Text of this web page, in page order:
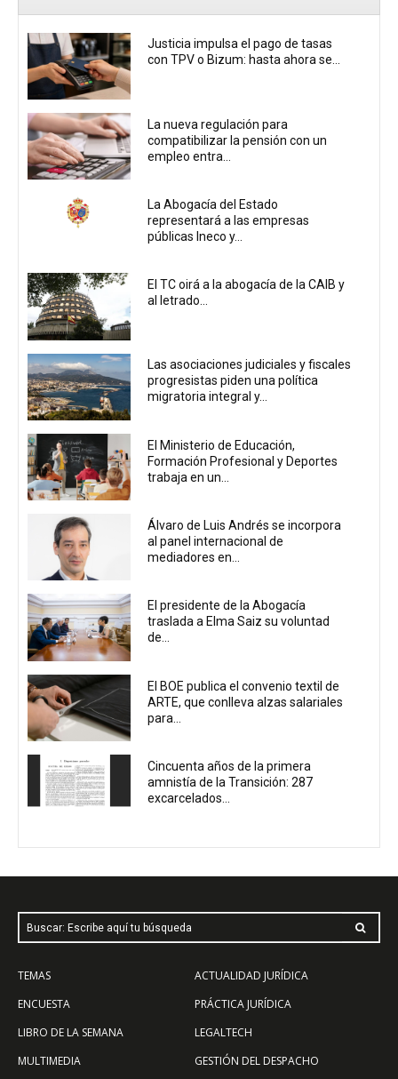
Justicia impulsa el pago de tasas
con TPV o Bizum: hasta ahora se...
La nueva regulación para
compatibilizar la pensión con un
empleo entra...
La Abogacía del Estado
representará a las empresas
públicas Ineco y...
El TC oirá a la abogacía de la CAIB y
al letrado...
Las asociaciones judiciales y fiscales
progresistas piden una política
migratoria integral y...
El Ministerio de Educación,
Formación Profesional y Deportes
trabaja en un...
Álvaro de Luis Andrés se incorpora
al panel internacional de
mediadores en...
El presidente de la Abogacía
traslada a Elma Saiz su voluntad
de...
El BOE publica el convenio textil de
ARTE, que conlleva alzas salariales
para...
Cincuenta años de la primera
amnistía de la Transición: 287
excarcelados...
Buscar: Escribe aquí tu búsqueda
TEMAS
ENCUESTA
LIBRO DE LA SEMANA
MULTIMEDIA
ACTUALIDAD JURÍDICA
PRÁCTICA JURÍDICA
LEGALTECH
GESTIÓN DEL DESPACHO